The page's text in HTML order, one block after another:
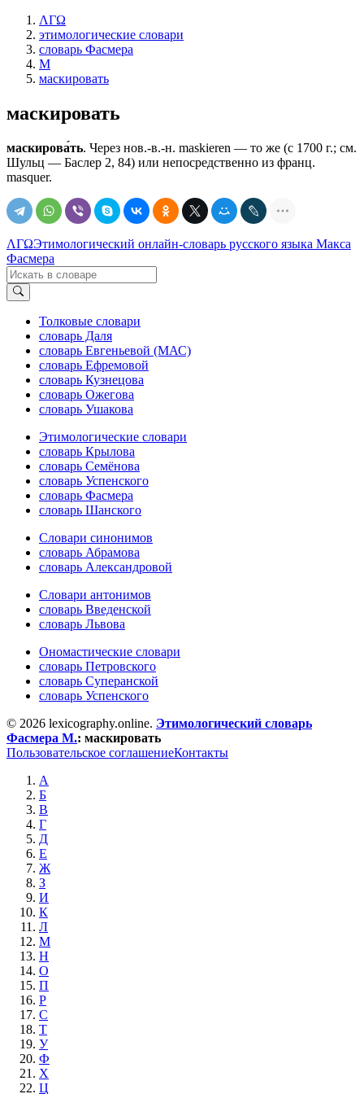
ΛΓΩ
этимологические словари
словарь Фасмера
М
маскировать
маскировать
маскирова́ть. Через нов.-в.-н. maskieren — то же (с 1700 г.; см.
Шульц — Баслер 2, 84) или непосредственно из франц.
masquer.
ΛΓΩЭтимологический онлайн-словарь русского языка Макса
Фасмера
Толковые словари
словарь Даля
словарь Евгеньевой (МАС)
словарь Ефремовой
словарь Кузнецова
словарь Ожегова
словарь Ушакова
Этимологические словари
словарь Крылова
словарь Семёнова
словарь Успенского
словарь Фасмера
словарь Шанского
Словари синонимов
словарь Абрамова
словарь Александровой
Словари антонимов
словарь Введенской
словарь Львова
Ономастические словари
словарь Петровского
словарь Суперанской
словарь Успенского
© 2026 lexicography.online. Этимологический словарь
Фасмера М.: маскировать
Пользовательское соглашениеКонтакты
А
Б
В
Г
Д
Е
Ж
З
И
К
Л
М
Н
О
П
Р
С
Т
У
Ф
Х
Ц